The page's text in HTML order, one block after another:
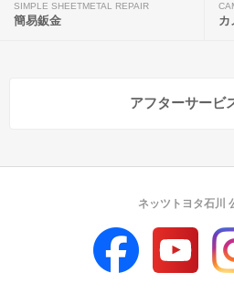
SIMPLE SHEETMETAL REPAIR
簡易鈑金 カ
アフターサービ
ネッツトヨタ石川